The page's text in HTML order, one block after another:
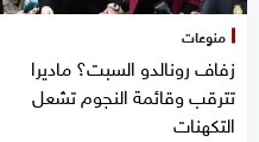
منوعات
زفاف رونالدو السبت؟ ماديرا
تترقب وقائمة النجوم تشعل
التكهنات